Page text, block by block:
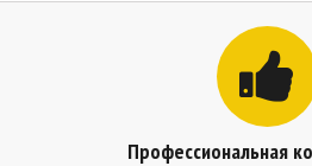
Профессиональная